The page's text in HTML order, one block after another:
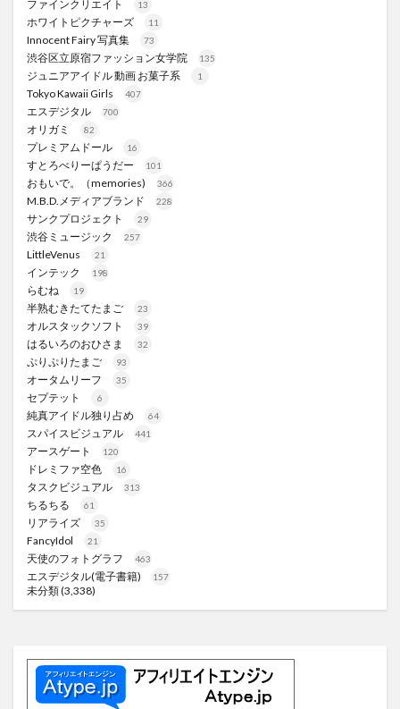
ファインクリエイト 13
ホワイトピクチャーズ 11
Innocent Fairy 写真集 73
渋谷区立原宿ファッション女学院 135
ジュニアアイドル 動画 お菓子系 1
Tokyo Kawaii Girls 407
エスデジタル 700
オリガミ 82
プレミアムドール 16
すとろべりーぱうだー 101
おもいで。（memories) 366
M.B.D.メディアブランド 228
サンクプロジェクト 29
渋谷ミュージック 257
LittleVenus 21
インテック 198
らむね 19
半熟むきたてたまご 23
オルスタックソフト 39
はるいろのおひさま 32
ぷりぷりたまご 93
オータムリーフ 35
セプテット 6
純真アイドル独り占め 64
スパイスビジュアル 441
アースゲート 120
ドレミファ空色 16
タスクビジュアル 313
ちるちる 61
リアライズ 35
FancyIdol 21
天使のフォトグラフ 463
エスデジタル(電子書籍) 157
未分類(3,338)